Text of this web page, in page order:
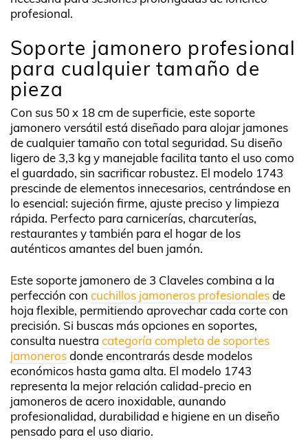
profesional.
Soporte jamonero profesional
para cualquier tamaño de
pieza
Con sus 50 x 18 cm de superficie, este soporte
jamonero versátil está diseñado para alojar jamones
de cualquier tamaño con total seguridad. Su diseño
ligero de 3,3 kg y manejable facilita tanto el uso como
el guardado, sin sacrificar robustez. El modelo 1743
prescinde de elementos innecesarios, centrándose en
lo esencial: sujeción firme, ajuste preciso y limpieza
rápida. Perfecto para carnicerías, charcuterías,
restaurantes y también para el hogar de los
auténticos amantes del buen jamón.
Este soporte jamonero de 3 Claveles combina a la
perfección con cuchillos jamoneros profesionalesde
hoja flexible, permitiendo aprovechar cada corte con
precisión. Si buscas más opciones en soportes,
consulta nuestra categoría completa de soportes
jamonerosdonde encontrarás desde modelos
económicos hasta gama alta. El modelo 1743
representa la mejor relación calidad-precio en
jamoneros de acero inoxidable, aunando
profesionalidad, durabilidad e higiene en un diseño
pensado para el uso diario.